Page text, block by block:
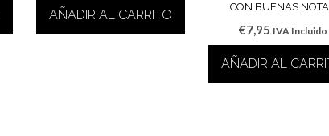
AÑADIR AL CARRITO
CON BUENAS
€7,95 IVA Incluido
AÑADIR AL